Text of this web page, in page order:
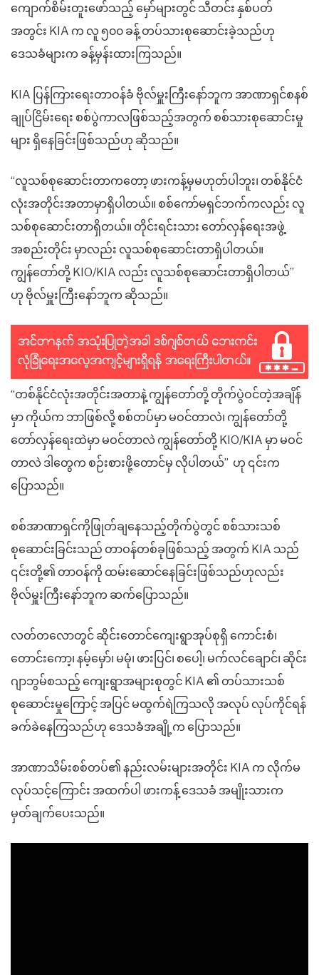
ကျောက်စိမ်းတူးဖော်သည့် မှော်များတွင် သီတင်း နှစ်ပတ်
အတွင်း KIA က လူ ၅၀၀ ခန့် တပ်သားစုဆောင်းခဲ့သည်ဟု
ဒေသခံများက ခန့်မှန်းထားကြသည်။
KIA ပြန်ကြားရေးတာဝန်ခံ ဗိုလ်မှူးကြီးနော်ဘူက အာဏာရှင်စနစ်
ချုပ်ငြိမ်းရေး စစ်ပွဲကာလဖြစ်သည့်အတွက် စစ်သားစုဆောင်းမှု
များ ရှိနေခြင်းဖြစ်သည်ဟု ဆိုသည်။
“လူသစ်စုဆောင်းတာကတော့ ဖားကန့်မှမဟုတ်ပါဘူး၊ တစ်နိုင်ငံ
လုံးအတိုင်းအတာမှာရှိပါတယ်။ စစ်ကော်မရှင်ဘက်ကလည်း လူ
သစ်စုဆောင်းတာရှိတယ်။ တိုင်းရင်းသား တော်လှန်ရေးအဖွဲ့
အစည်းတိုင်း မှာလည်း လူသစ်စုဆောင်းတာရှိပါတယ်။
ကျွန်တော်တို့ KIO/KIA လည်း လူသစ်စုဆောင်းတာရှိပါတယ်”
ဟု ဗိုလ်မှူးကြီးနော်ဘူက ဆိုသည်။
“တစ်နိုင်ငံလုံးအတိုင်းအတာနဲ့ ကျွန်တော်တို့ တိုက်ပွဲဝင်တဲ့အချိန်
မှာ ကိုယ်က ဘာဖြစ်လို့ စစ်တပ်မှာ မဝင်တာလဲ၊ ကျွန်တော်တို့
တော်လှန်ရေးထဲမှာ မဝင်တာလဲ ကျွန်တော်တို့ KIO/KIA မှာ မဝင်
တာလဲ ဒါတွေက စဉ်းစားဖို့တောင်မှ လိုပါတယ်” ဟု ၎င်းက
ပြောသည်။
စစ်အာဏာရှင်ကိုဖြုတ်ချနေသည့်တိုက်ပွဲတွင် စစ်သားသစ်
စုဆောင်းခြင်းသည် တာဝန်တစ်ခုဖြစ်သည့် အတွက် KIA သည်
၎င်းတို့၏ တာဝန်ကို ထမ်းဆောင်နေခြင်းဖြစ်သည်ဟုလည်း
ဗိုလ်မှူးကြီးနော်ဘူက ဆက်ပြောသည်။
လတ်တလောတွင် ဆိုင်းတောင်ကျေးရွာအုပ်စုရှိ ကောင်းစံ၊
တောင်းကော့၊ နမ့်မှော်၊ မမုံ၊ ဖားပြင်၊ စပေါ့၊ မက်လင်ချောင်၊ ဆိုင်း
ဂျာဘွမ်စသည့် ကျေးရွာအများစုတွင် KIA ၏ တပ်သားသစ်
စုဆောင်းမှုကြောင့် အပြင် မထွက်ရဲကြသလို အလုပ် လုပ်ကိုင်ရန်
ခက်ခဲနေကြသည်ဟု ဒေသခံအချို့က ပြောသည်။
အာဏာသိမ်းစစ်တပ်၏ နည်းလမ်းများအတိုင်း KIA က လိုက်မ
လုပ်သင့်ကြောင်း အထက်ပါ ဖားကန့် ဒေသခံ အမျိုးသားက
မှတ်ချက်ပေးသည်။